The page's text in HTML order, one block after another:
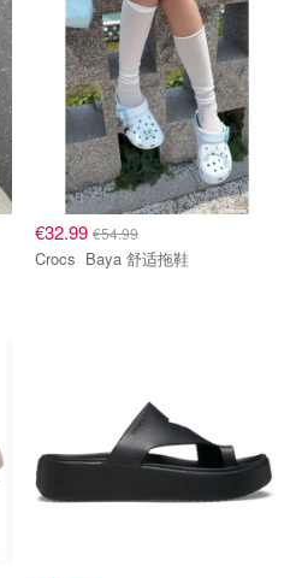
€32.99 €54.99
Crocs Baya 舒适拖鞋